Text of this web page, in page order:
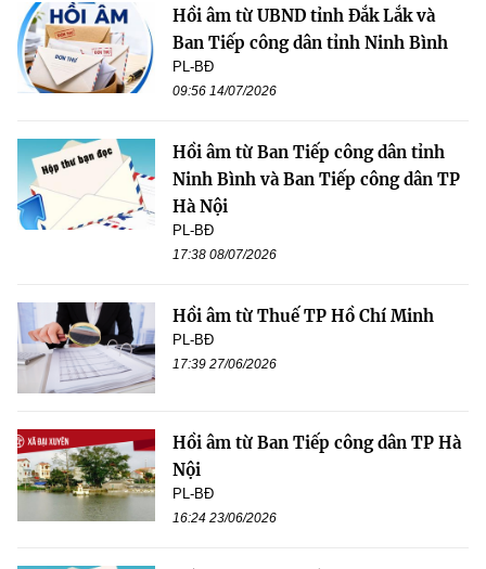
Hồi âm từ UBND tỉnh Đắk Lắk và
Ban Tiếp công dân tỉnh Ninh Bình
PL-BĐ
09:56 14/07/2026
Hồi âm từ Ban Tiếp công dân tỉnh
Ninh Bình và Ban Tiếp công dân TP
Hà Nội
PL-BĐ
17:38 08/07/2026
Hồi âm từ Thuế TP Hồ Chí Minh
PL-BĐ
17:39 27/06/2026
Hồi âm từ Ban Tiếp công dân TP Hà
Nội
PL-BĐ
16:24 23/06/2026